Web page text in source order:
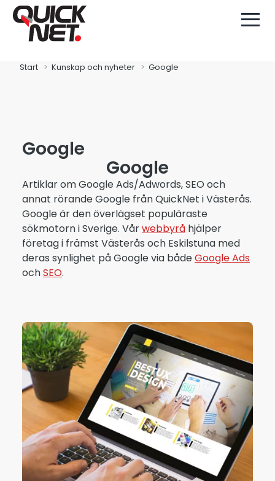
Start Kunskap och nyheter Google
Google
Google
Artiklar om Google Ads/Adwords, SEO och
annat rörande Google från QuickNet i Västerås.
Google är den överlägset populäraste
sökmotorn i Sverige. Vårwebbyrå hjälper
företag i främst Västerås och Eskilstuna med
deras synlighet på Google via bådeGoogle Ads
ochSEO.